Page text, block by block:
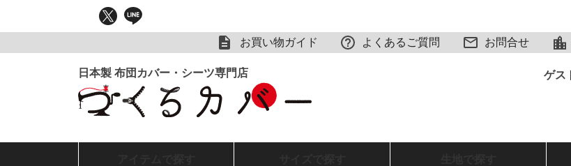
お買い物ガイド よくあるご質問 お問合せ
ゲス